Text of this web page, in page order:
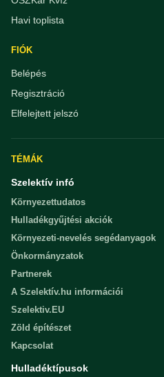
Havi toplista
FIÓK
Belépés
Regisztráció
Elfelejtett jelszó
TÉMÁK
Szelektív infó
Környezettudatos
Hulladékgyűjtési akciók
Környezeti-nevelés segédanyagok
Önkormányzatok
Partnerek
A Szelektív.hu információi
Szelektiv.EU
Zöld építészet
Kapcsolat
Hulladéktípusok